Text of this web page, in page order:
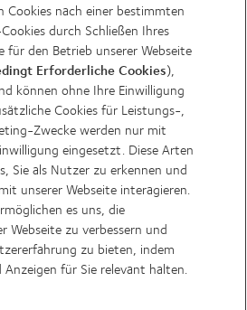
Informationen über die
erhalten:
Cookies nach einer bestimmten
durch Schließen Ihres
für den Betrieb unserer Webseite
Erforderliche Cookies),
können ohne Ihre Einwilligung
Cookies für Leistungs-,
Zwecke werden nur mit
eingesetzt. Diese Arten
Sie als Nutzer zu erkennen und
unserer Webseite interagieren.
es uns, die
Webseite zu verbessern und
zu bieten, indem
für Sie relevant halten.